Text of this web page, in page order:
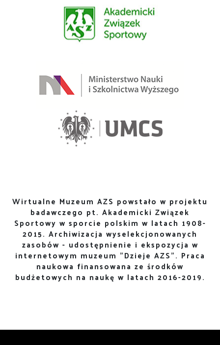
Wirtualne Muzeum AZS powstało w projektu
badawczego pt. Akademicki Związek
Sportowy w sporcie polskim w latach 1908-
2015. Archiwizacja wyselekcjonowanych
zasobów - udostępnienie i ekspozycja w
internetowym muzeum "Dzieje AZS". Praca
naukowa finansowana ze środków
budżetowych na naukę w latach 2016-2019.